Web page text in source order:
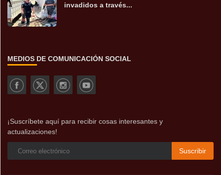
invadidos a través...
MEDIOS DE COMUNICACIÓN SOCIAL
¡Suscríbete aquí para recibir cosas interesantes y
actualizaciones!
Suscribir